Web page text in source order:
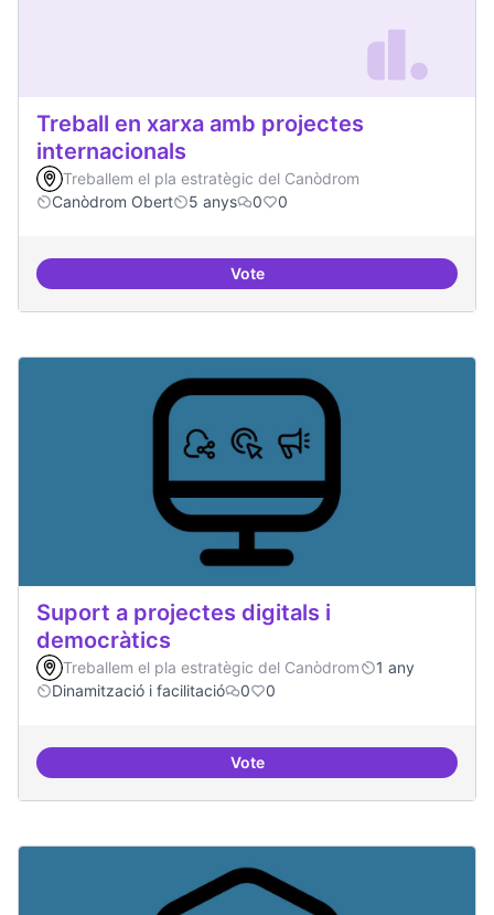
Treball en xarxa amb projectes
internacionals
Treballem el pla estratègic del Canòdrom
Canòdrom Obert
5 anys 0 0
VoteTreball en xarxa amb projectes
Suport a projectes digitals i
democràtics
Treballem el pla estratègic del Canòdrom
1 any
Dinamització i facilitació
0 0
VoteSuport a projectes digitals i